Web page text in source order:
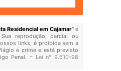
Residencial em Cajamar" é
reprodução, parcial ou
links, é proibida sem a
é crime e está previsto
Penal. – Lei n° 9.610-98